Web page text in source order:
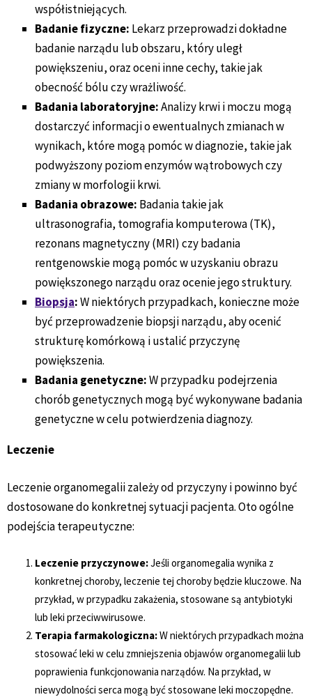
współistniejących.
Badanie fizyczne: Lekarz przeprowadzi dokładne
badanie narządu lub obszaru, który uległ
powiększeniu, oraz oceni inne cechy, takie jak
obecność bólu czy wrażliwość.
Badania laboratoryjne:Analizy krwi i moczu mogą
dostarczyć informacji o ewentualnych zmianach w
wynikach, które mogą pomóc w diagnozie, takie jak
podwyższony poziom enzymów wątrobowych czy
zmiany w morfologii krwi.
Badania obrazowe: Badania takie jak
ultrasonografia, tomografia komputerowa (TK),
rezonans magnetyczny (MRI) czy badania
rentgenowskie mogą pomóc w uzyskaniu obrazu
powiększonego narządu oraz ocenie jego struktury.
Biopsja:W niektórych przypadkach, konieczne może
być przeprowadzenie biopsji narządu, aby ocenić
strukturę komórkową i ustalić przyczynę
powiększenia.
Badania genetyczne:W przypadku podejrzenia
chorób genetycznych mogą być wykonywane badania
genetyczne w celu potwierdzenia diagnozy.
Leczenie
Leczenie organomegalii zależy od przyczyny i powinno być
dostosowane do konkretnej sytuacji pacjenta. Oto ogólne
podejścia terapeutyczne:
Leczenie przyczynowe:Jeśli organomegalia wynika z
konkretnej choroby, leczenie tej choroby będzie kluczowe. Na
przykład, w przypadku zakażenia, stosowane są antybiotyki
lub leki przeciwwirusowe.
Terapia farmakologiczna:W niektórych przypadkach można
stosować leki w celu zmniejszenia objawów organomegalii lub
poprawienia funkcjonowania narządów. Na przykład, w
niewydolności serca mogą być stosowane leki moczopędne.